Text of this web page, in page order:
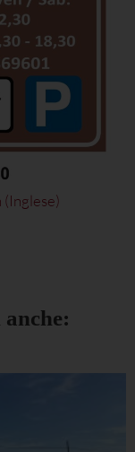
(Inglese)